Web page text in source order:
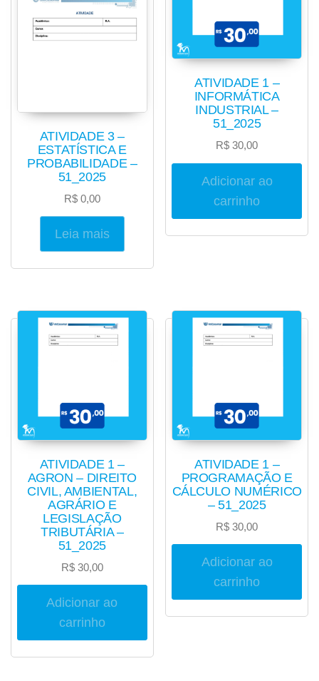
ATIVIDADE 3 –
ESTATÍSTICA E
PROBABILIDADE –
51_2025
R$0,00
Leia mais
ATIVIDADE 1 –
INFORMÁTICA
INDUSTRIAL –
51_2025
R$ 30,00
Adicionar ao
carrinho
ATIVIDADE 1 –
AGRON – DIREITO
CIVIL, AMBIENTAL,
AGRÁRIO E
LEGISLAÇÃO
TRIBUTÁRIA –
51_2025
R$30,00
Adicionar ao
carrinho
ATIVIDADE 1 –
PROGRAMAÇÃO E
CÁLCULO NUMÉRICO
– 51_2025
R$ 30,00
Adicionar ao
carrinho